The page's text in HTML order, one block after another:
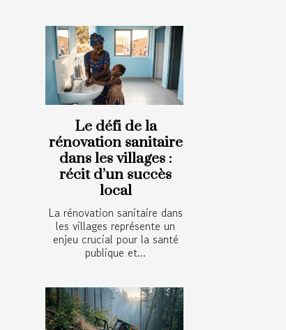
Le défi de la
rénovation sanitaire
dans les villages :
récit d’un succès
local
La rénovation sanitaire dans
les villages représente un
enjeu crucial pour la santé
publique et...